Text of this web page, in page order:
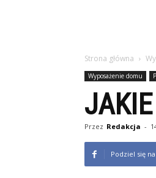
Strona główna
Wyposażenie domu
Przez Redakcja -
Podziel się